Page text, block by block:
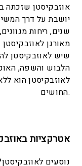
יושבת על דרך
שנים, ריחות
מאורגן
שיש לאוזבקיסטן
הלבוש והשפה,
לאוזבקיסטן הוא
החושים.
אטרקציות
נוסעים